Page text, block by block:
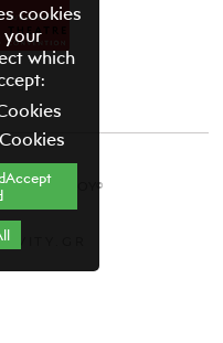
ΚΥΠΡΟΥ©
cookies
your
which